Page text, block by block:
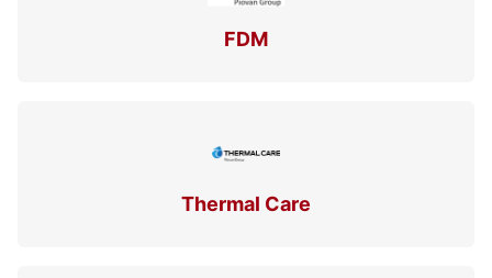
FDM
Thermal Care